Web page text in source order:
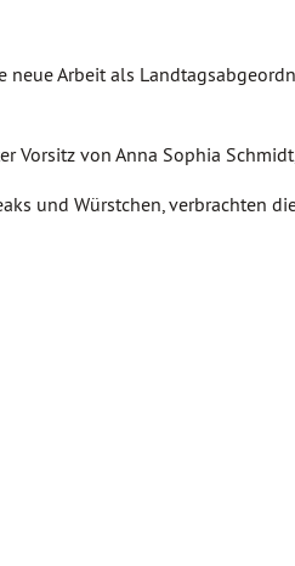
Arbeit als
Vorsitz von Anna Sophia
und Würstchen, verbrachten